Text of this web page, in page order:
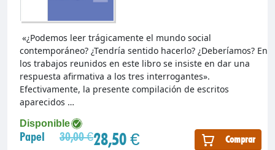
Disponible
Papel 30,00 €28,50 € Comprar
«¿Podemos leer trágicamente el mundo social
contemporáneo? ¿Tendría sentido hacerlo? ¿Deberíamos? En
los trabajos reunidos en este libro se insiste en dar una
respuesta afirmativa a los tres interrogantes».
Efectivamente, la presente compilación de escritos
aparecidos …